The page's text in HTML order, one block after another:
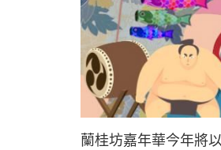
蘭桂坊嘉年華今年將